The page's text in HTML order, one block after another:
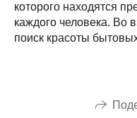
которого находятся
каждого человека. Во
поиск красоты